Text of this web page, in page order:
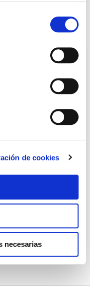
de cookies
necesarias
blanco